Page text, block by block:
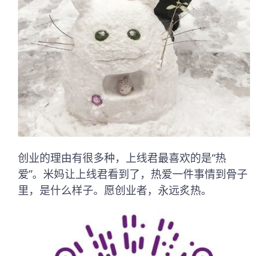
创业的理由有很多种，上线君最喜欢的是“热
爱”。米妈让上线君看到了，热爱一件事情到骨子
里，是什么样子。愿创业者，永远炙热。